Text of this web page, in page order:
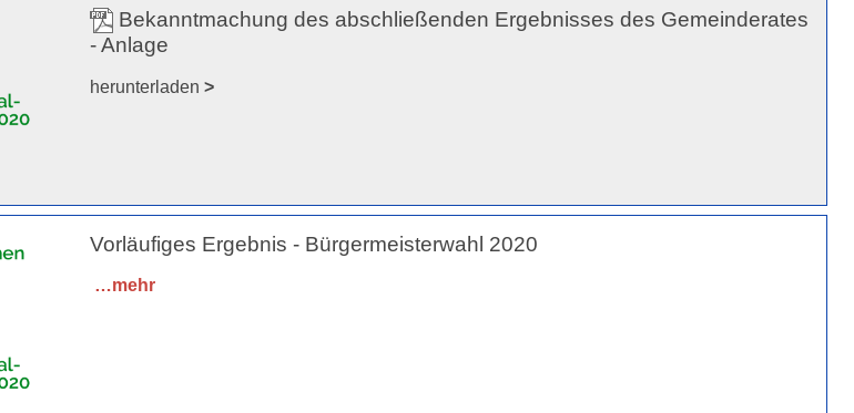
Bekanntmachung des abschließenden Ergebnisses des Gemeinderates
- Anlage
herunterladen >
Vorläufiges Ergebnis - Bürgermeisterwahl 2020
…mehr